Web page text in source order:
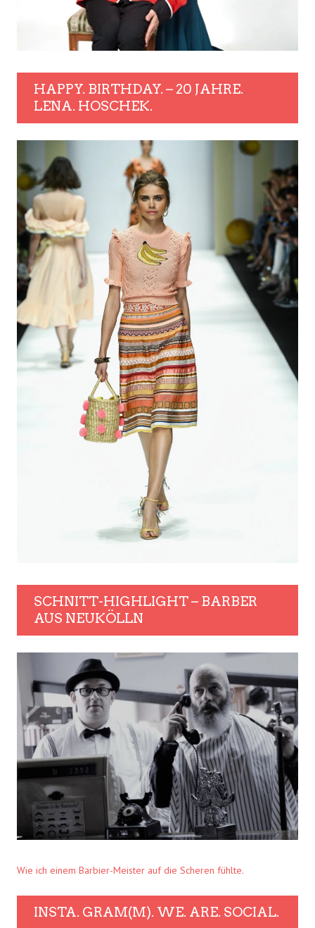
HAPPY. BIRTHDAY. – 20 JAHRE.
LENA. HOSCHEK.
SCHNITT-HIGHLIGHT – BARBER
AUS NEUKÖLLN
Wie ich einem Barbier-Meister auf die Scheren fühlte.
INSTA. GRAM(M). WE. ARE. SOCIAL.